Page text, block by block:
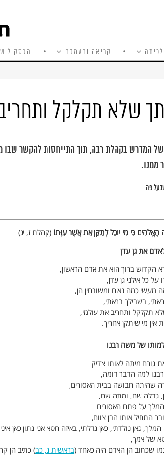
קריאה והעמקה הפסקול
שלא תקלקל
של המדרש בקהלת רבה, תוך התייחסות להקשר שבו
ממנו.
פה
כִּי מִי יוּכַל לְתַקֵּן אֵת אֲשֶׁר עִוְּתוֹ (קהלת ז, יג)
את גן עדן
הקדוש ברוך הוא את אדם הראשון,
על כל אילני גן עדן,
מעשי כמה נאים ומשובחין הן,
בשבילך בראתי,
תקלקל ותחריב את עולמי,
מי שיתקן אחריך.
של משה רבנו
גורם מיתה לאותו צדיק
למה הדבר דומה,
שהיתה חבושה בבית האסורים,
גדלה שם, ומתה שם,
על פתח האסורים
התחיל אותו הבן צווח,
המלך, כאן נולדתי, כאן גדלתי, באיזה חטא אני נתון כאן
של אמך,
שכתוב הן האדם היה כאחד (בראשית ג, כב) כתיב הן